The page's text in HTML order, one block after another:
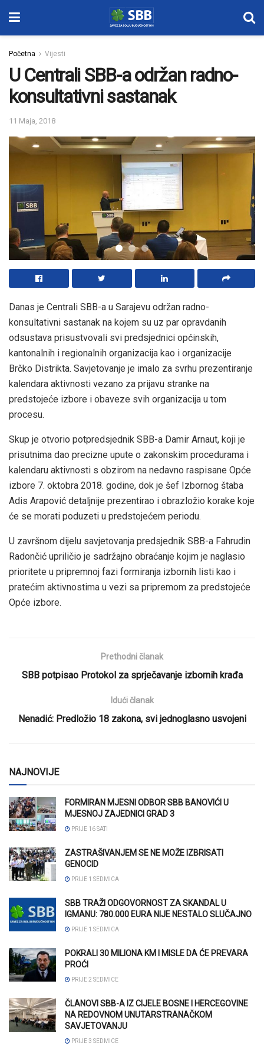
Početna Vijesti
U Centrali SBB-a održan radno-
konsultativni sastanak
11 Maja, 2018
Danas je Centrali SBB-a u Sarajevu održan radno-
konsultativni sastanak na kojem su uz par opravdanih
odsustava prisustvovali svi predsjednici općinskih,
kantonalnih i regionalnih organizacija kao i organizacije
Brčko Distrikta. Savjetovanje je imalo za svrhu prezentiranje
kalendara aktivnosti vezano za prijavu stranke na
predstojeće izbore i obaveze svih organizacija u tom
procesu.
Skup je otvorio potpredsjednik SBB-a Damir Arnaut, koji je
prisutnima dao precizne upute o zakonskim procedurama i
kalendaru aktivnosti s obzirom na nedavno raspisane Opće
izbore 7. oktobra 2018. godine, dok je šef Izbornog štaba
Adis Arapović detaljnije prezentirao i obrazložio korake koje
će se morati poduzeti u predstojećem periodu.
U završnom dijelu savjetovanja predsjednik SBB-a Fahrudin
Radončić upriličio je sadržajno obraćanje kojim je naglasio
prioritete u pripremnoj fazi formiranja izbornih listi kao i
pratećim aktivnostima u vezi sa pripremom za predstojeće
Opće izbore.
Prethodni članak
SBB potpisao Protokol za sprječavanje izbornih krađa
Idući članak
Nenadić: Predložio 18 zakona, svi jednoglasno usvojeni
NAJNOVIJE
FORMIRAN MJESNI ODBOR SBB BANOVIĆI U
MJESNOJ ZAJEDNICI GRAD 3
PRIJE 16 SATI
ZASTRAŠIVANJEM SE NE MOŽE IZBRISATI
GENOCID
PRIJE 1 SEDMICA
SBB TRAŽI ODGOVORNOST ZA SKANDAL U
IGMANU: 780.000 EURA NIJE NESTALO SLUČAJNO
PRIJE 1 SEDMICA
POKRALI 30 MILIONA KM I MISLE DA ĆE PREVARA
PROĆI
PRIJE 2 SEDMICE
ČLANOVI SBB-A IZ CIJELE BOSNE I HERCEGOVINE
NA REDOVNOM UNUTARSTRANAČKOM
SAVJETOVANJU
PRIJE 3 SEDMICE